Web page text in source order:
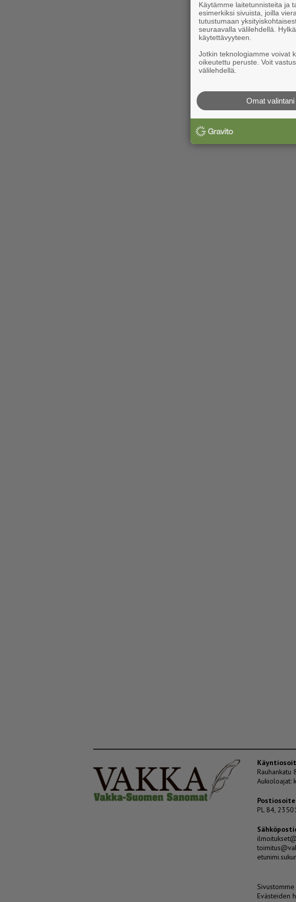
Rauhankatu
Aukioloajat:
Postiosoite
PL 84,
Evästeiden
Käytämme laitetunnisteita ja
esimerkiksi sivuista, joilla
tutustumaan
seuraavalla välilehdellä.
käytettävyyteen.
Jotkin teknologiamme voivat
oikeutettu peruste. Voit
välilehdellä.
Omat valintani